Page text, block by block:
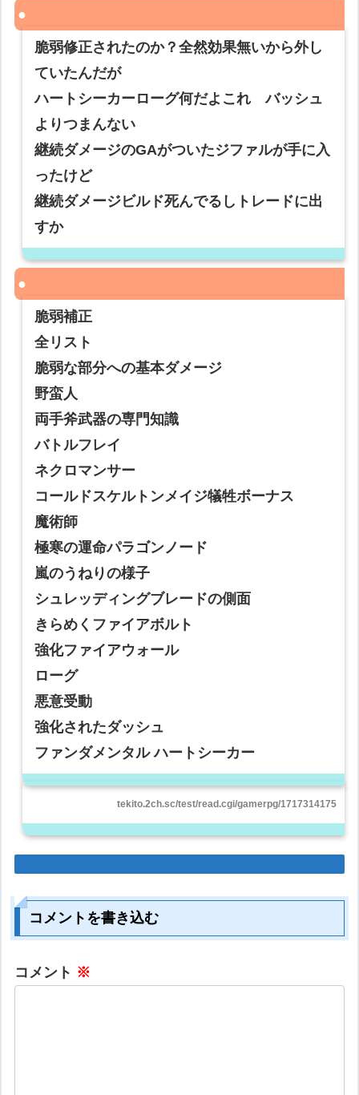
脆弱修正されたのか？全然効果無いから外し
ていたんだが
ハートシーカーローグ何だよこれ バッシュ
よりつまんない
継続ダメージのGAがついたジファルが手に入
ったけど
継続ダメージビルド死んでるしトレードに出
すか
脆弱補正
全リスト
脆弱な部分への基本ダメージ
野蛮人
両手斧武器の専門知識
バトルフレイ
ネクロマンサー
コールドスケルトンメイジ犠牲ボーナス
魔術師
極寒の運命パラゴンノード
嵐のうねりの様子
シュレッディングブレードの側面
きらめくファイアボルト
強化ファイアウォール
ローグ
悪意受動
強化されたダッシュ
ファンダメンタル ハートシーカー
tekito.2ch.sc/test/read.cgi/gamerpg/1717314175
コメントを書き込む
コメント ※